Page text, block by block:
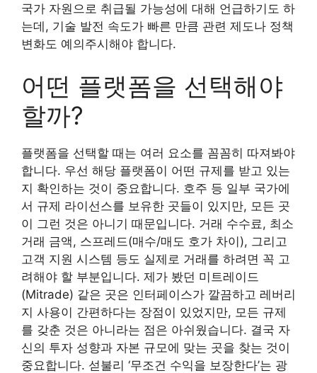
국가 자원으로 취급될 가능성에 대해 언급하기도 하
는데, 기술 발전 속도가 빠른 만큼 관련 제도나 정책
변화도 예의주시해야 합니다.
어떤 플랫폼을 선택해야
할까?
플랫폼을 선택할 때는 여러 요소를 꼼꼼히 따져봐야
합니다. 우선 해당 플랫폼이 어떤 규제를 받고 있는
지 확인하는 것이 중요합니다. 호주 등 일부 국가에
서 규제 라이선스를 보유한 곳들이 있지만, 모든 곳
이 그런 것은 아니기 때문입니다. 거래 수수료, 최소
거래 금액, 스프레드(매수/매도 호가 차이), 그리고
고객 지원 시스템 등도 실제로 거래를 하려면 꼭 고
려해야 할 부분입니다. 제가 봤던 미트레이드
(Mitrade) 같은 곳은 인터페이스가 깔끔하고 레버리
지 사용이 간편하다는 장점이 있었지만, 모든 규제
를 갖춘 것은 아니라는 점은 아쉬웠습니다. 결국 자
신의 투자 성향과 자본 규모에 맞는 곳을 찾는 것이
중요합니다. 섣불리 ‘무조건 수익을 보장한다’는 광